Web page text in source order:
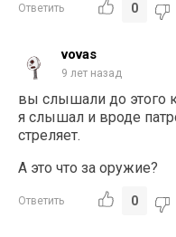
Ответить 0
vovas
9 лет назад
вы слышали до этого
я слышал и вроде
стреляет.
А это что за оружие?
Ответить 0